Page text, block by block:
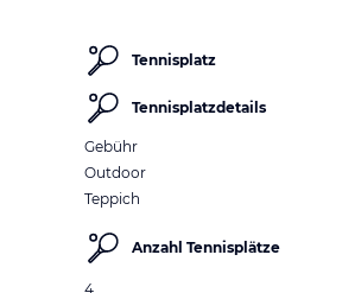
Tennisplatz
Tennisplatzdetails
Gebühr
Outdoor
Teppich
Anzahl Tennisplätze
4